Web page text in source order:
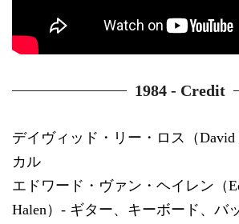
1984 - Credit
デイヴィッド・リー・ロス（David
カル
エドワード・ヴァン・ヘイレン（
Halen）- ギター、キーボード、バ